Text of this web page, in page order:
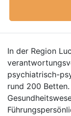
In der Region
psychiatrisch-
rund 200